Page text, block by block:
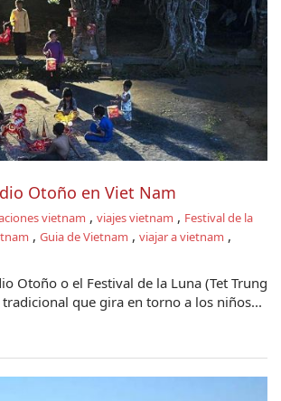
Otoño en Viet Nam
vietnam , viajes vietnam , Festival de la
, Guia de Vietnam , viajar a vietnam ,
Otoño o el Festival de la Luna (Tet Trung
que gira en torno a los niños...